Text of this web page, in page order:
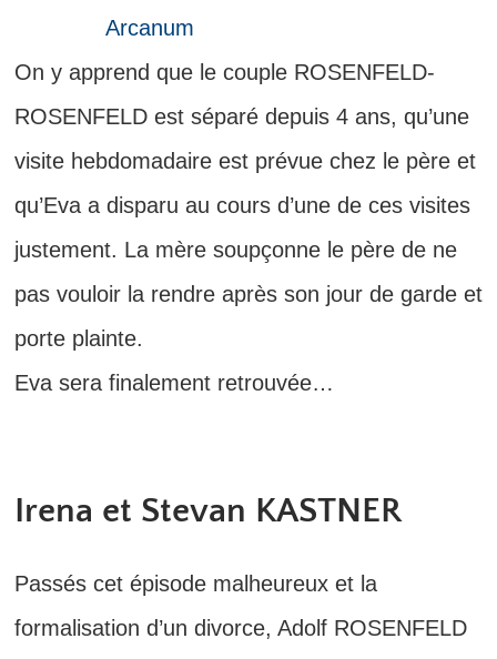
Arcanum
On y apprend que le couple ROSENFELD-
ROSENFELD est séparé depuis 4 ans, qu’une
visite hebdomadaire est prévue chez le père et
qu’Eva a disparu au cours d’une de ces visites
justement. La mère soupçonne le père de ne
pas vouloir la rendre après son jour de garde et
porte plainte.
Eva sera finalement retrouvée…
Irena et Stevan KASTNER
Passés cet épisode malheureux et la
formalisation d’un divorce, Adolf ROSENFELD